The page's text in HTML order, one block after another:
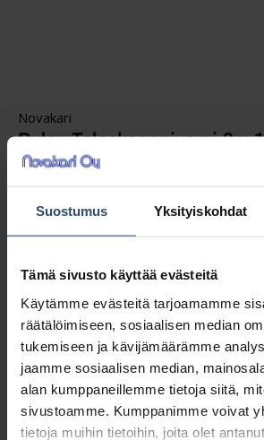
Suostumus Yksityiskohdat
Tämä sivusto käyttää evästeitä
Käytämme evästeitä tarjoamamme
räätälöimiseen, sosiaalisen median
tukemiseen ja kävijämäärämme
jaamme sosiaalisen median,
alan kumppaneillemme tietoja siitä,
sivustoamme. Kumppanimme voivat
tietoja muihin tietoihin, joita olet
Novakari
Pulex Teleskooppivarsi 3 x
Kolmiosainen varsi 1,5 m
4,5 m. Sisältää kartioliittimen.
(84,78 sis. alv 25.5%)
LISÄÄ
Yhteensä: 67,55 €